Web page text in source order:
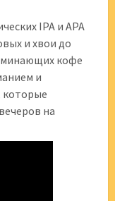
IPA и APA
и хвои до
кофе
и
которые
на